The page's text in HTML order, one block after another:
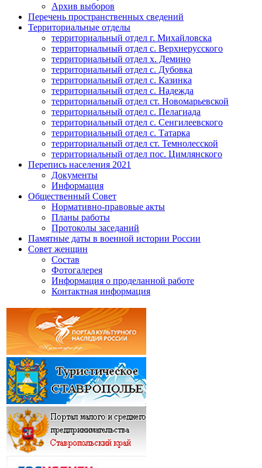
Архив выборов
Перечень пространственных сведений
Территориальные отделы
территориальный отдел г. Михайловска
территориальный отдел с. Верхнерусского
территориальный отдел х. Демино
территориальный отдел с. Дубовка
территориальный отдел с. Казинка
территориальный отдел с. Надежда
территориальный отдел ст. Новомарьевской
территориальный отдел с. Пелагиада
территориальный отдел с. Сенгилеевского
территориальный отдел с. Татарка
территориальный отдел ст. Темнолесской
территориальный отдел пос. Цимлянского
Перепись населения 2021
Документы
Информация
Общественный Совет
Нормативно-правовые акты
Планы работы
Протоколы заседаний
Памятные даты в военной истории России
Совет женщин
Состав
Фотогалерея
Информация о проделанной работе
Контактная информация